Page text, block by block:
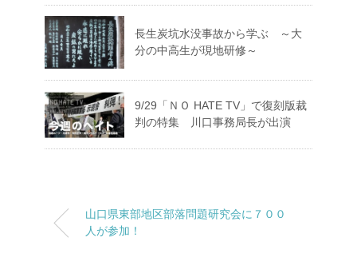
長生炭坑水没事故から学ぶ ～大
分の中高生が現地研修～
9/29「ＮＯ HATE TV」で復刻版裁
判の特集 川口事務局長が出演
山口県東部地区部落問題研究会に７００
人が参加！